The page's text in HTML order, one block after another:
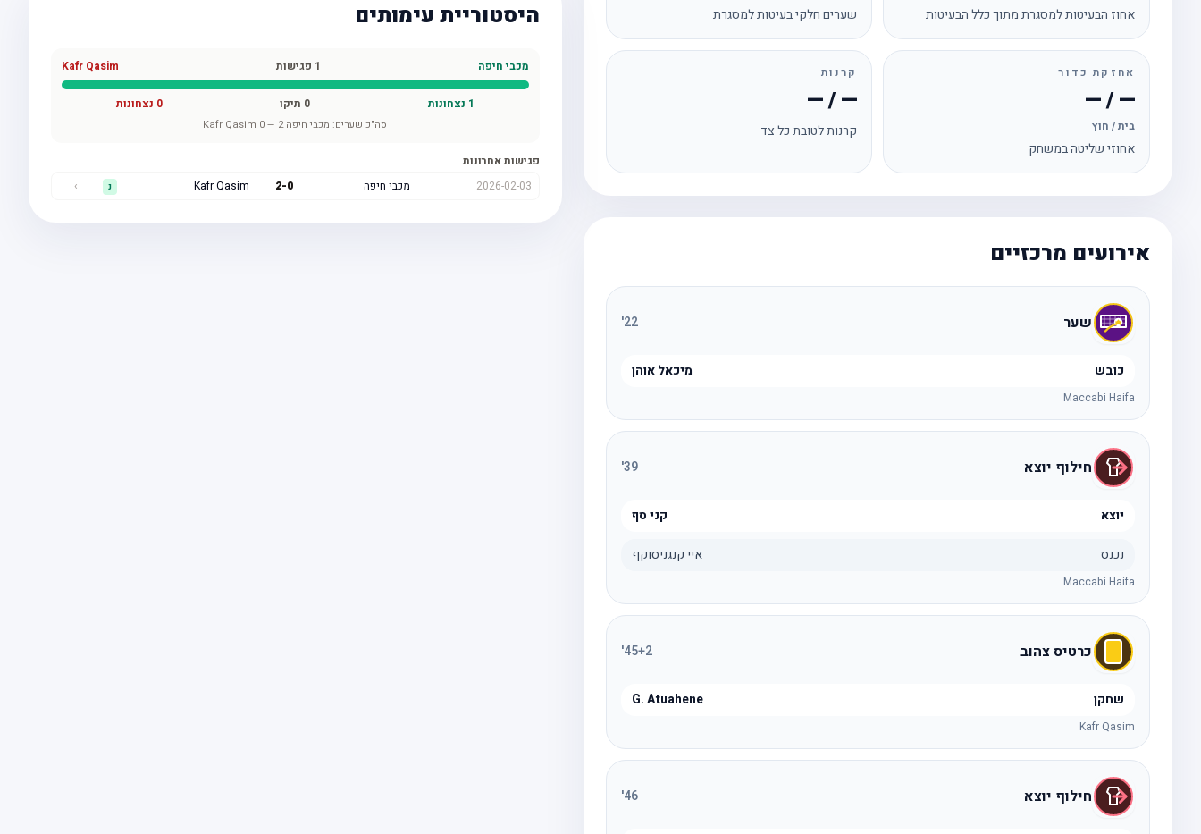
אחוז הבעיטות למסגרת מתוך כלל הבעיטות שערים חלקי בעיטות למסגרת
אחזקת כדור
— / —
בית / חוץ
אחוזי שליטה במשחק
קרנות
— / —
קרנות לטובת כל צד
אירועים מרכזיים
שער 22
'
כובש מיכאל אוהן
Maccabi Haifa
חילוף יוצא 39
'
יוצא קני סף
נכנס איי קנגניסוקף
Maccabi Haifa
כרטיס צהוב 45+2
'
שחקן G. Atuahene
Kafr Qasim
חילוף יוצא 46
'
היסטוריית עימותים
מכבי חיפה 1 פגישות Kafr Qasim
1 נצחונות 0 תיקו 0 נצחונות
סה"כ שערים: מכבי חיפה 2
—
0
Kafr Qasim
פגישות אחרונות
2026-02-03
מכבי חיפה 2-0
Kafr Qasim נ ›